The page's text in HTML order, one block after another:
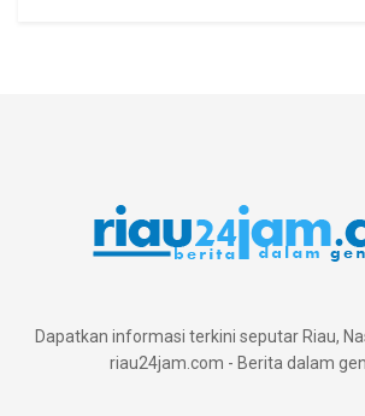
Dapatkan informasi terkini seputar Riau,
riau24jam.com - Berita dalam